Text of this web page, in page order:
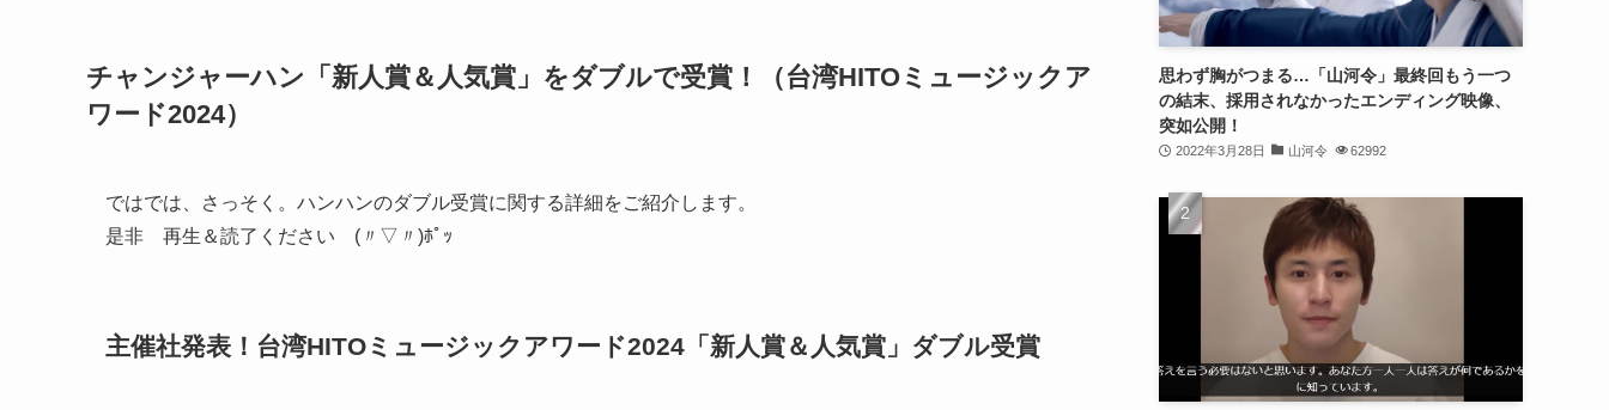
チャンジャーハン「新人賞＆人気賞」をダブルで受賞！（台湾HITOミュージックア
ワード2024）
ではでは、さっそく。ハンハンのダブル受賞に関する詳細をご紹介します。
是非 再生＆読了ください (〃▽〃)ﾎﾟｯ
主催社発表！台湾HITOミュージックアワード2024「新人賞＆人気賞」ダブル受賞
(21)
(25)
(25)
(29)
(30)
(32)
思わず胸がつまる…「山河令」最終回もう一つ
の結末、採用されなかったエンディング映像、
突如公開！
2022年3月28日 山河令 62992